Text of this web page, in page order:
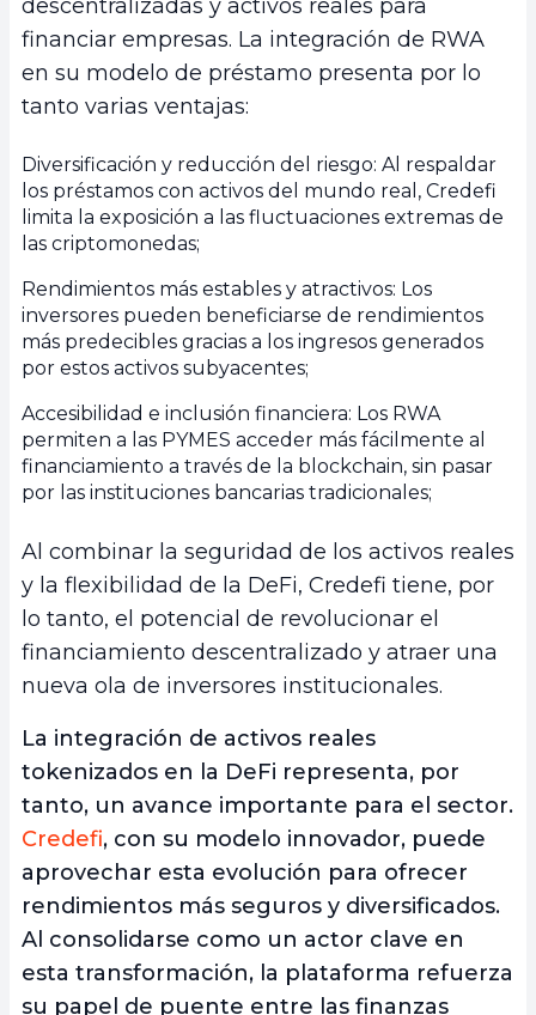
descentralizadas y activos reales para
financiar empresas. La integración de RWA
en su modelo de préstamo presenta por lo
tanto varias ventajas:
Diversificación y reducción del riesgo: Al respaldar
los préstamos con activos del mundo real, Credefi
limita la exposición a las fluctuaciones extremas de
las criptomonedas;
Rendimientos más estables y atractivos: Los
inversores pueden beneficiarse de rendimientos
más predecibles gracias a los ingresos generados
por estos activos subyacentes;
Accesibilidad e inclusión financiera: Los RWA
permiten a las PYMES acceder más fácilmente al
financiamiento a través de la blockchain, sin pasar
por las instituciones bancarias tradicionales;
Al combinar la seguridad de los activos reales
y la flexibilidad de la DeFi, Credefi tiene, por
lo tanto, el potencial de revolucionar el
financiamiento descentralizado y atraer una
nueva ola de inversores institucionales.
La integración de activos reales
tokenizados en la DeFi representa, por
tanto, un avance importante para el sector.
Credefi, con su modelo innovador, puede
aprovechar esta evolución para ofrecer
rendimientos más seguros y diversificados.
Al consolidarse como un actor clave en
esta transformación, la plataforma refuerza
su papel de puente entre las finanzas